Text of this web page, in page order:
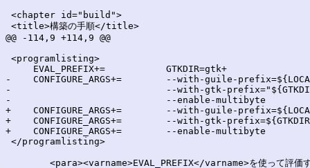
<chapter id="build">
<title>構築の手順</title>
@@ -114,9 +114,9 @@
<programlisting>
     EVAL_PREFIX+=           GTKDIR=gtk+
-    CONFIGURE_ARGS+=        --with-guile-
-                            --with-gtk-
-                            --enable-multibyte
+    CONFIGURE_ARGS+=        --with-guile-
+    CONFIGURE_ARGS+=        --with-gtk-
+    CONFIGURE_ARGS+=        --enable-multibyte
</programlisting>